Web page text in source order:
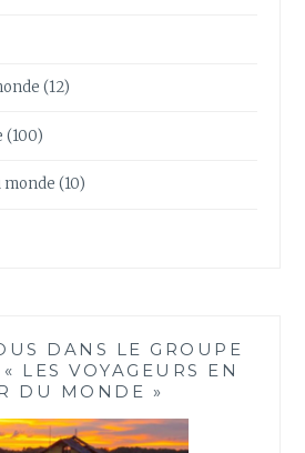
(12)
(100)
monde (10)
DANS LE GROUPE
LES VOYAGEURS EN
DU MONDE »